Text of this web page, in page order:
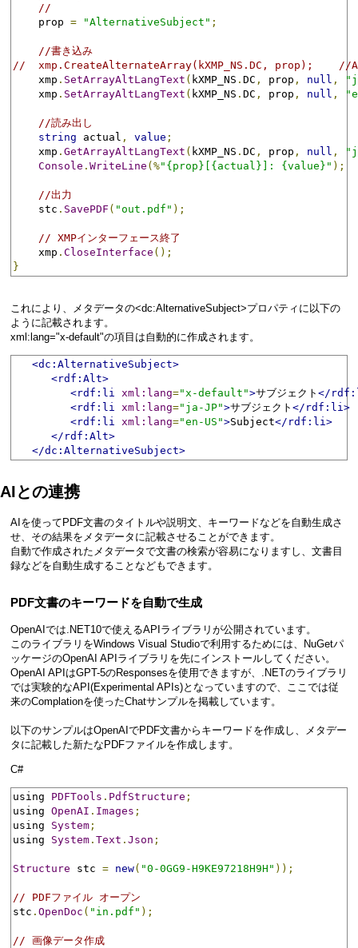
//
    prop
= "AlternativeSubject" ;
//書き込み
//  xmp.CreateAlternateArray(kXMP_NS.DC, prop);    //
    xmp
. SetArrayAltLangText ( kXMP_NS . DC , prop , null ,
    xmp
. SetArrayAltLangText ( kXMP_NS . DC , prop , null ,
//読み出し
string actual , value ;
    xmp
. GetArrayAltLangText ( kXMP_NS . DC , prop , null ,
Console . WriteLine (%"{prop}[{actual}]: {value}" );
//出力
    stc
. SavePDF ( "out.pdf" );
// XMPインターフェース終了
    xmp
. CloseInterface ();
}
これにより、メタデータの<dc:AlternativeSubject>プロパティに以下の
ように記載されます。
xml:lang="x-default"の項目は自動的に作成されます。
<dc:AlternativeSubject>
<rdf:Alt>
<rdf:li
xml:lang="x-default">サブジェクト </
<rdf:li
xml:lang="ja-JP">サブジェクト </rdf:li>
<rdf:li
xml:lang="en-US">Subject</rdf:li>
</rdf:Alt>
</dc:AlternativeSubject>
AIとの連携
AIを使ってPDF文書のタイトルや説明文、キーワードなどを自動生成さ
せ、その結果をメタデータに記載させることができます。
自動で作成されたメタデータで文書の検索が容易になりますし、文書目
録などを自動生成することなどもできます。
PDF文書のキーワードを自動で生成
OpenAIでは.NET10で使えるAPIライブラリが公開されています。
このライブラリをWindows Visual Studioで利用するためには、NuGetパ
ッケージのOpenAI APIライブラリを先にインストールしてください。
OpenAI APIはGPT-5のResponsesを使用できますが、.NETのライブラリ
では実験的なAPI(Experimental APIs)となっていますので、ここでは従
来のComplationを使ったChatサンプルを掲載しています。
以下のサンプルはOpenAIでPDF文書からキーワードを作成し、メタデー
タに記載した新たなPDFファイルを作成します。
C#
using PDFTools . PdfStructure ;
using OpenAI . Images ;
using System ;
using System . Text . Json ;
Structure stc = new( "0-0GG9-H9KE97218H9H" ));
// PDFファイル オープン
stc . OpenDoc ( "in.pdf" );
// 画像データ作成